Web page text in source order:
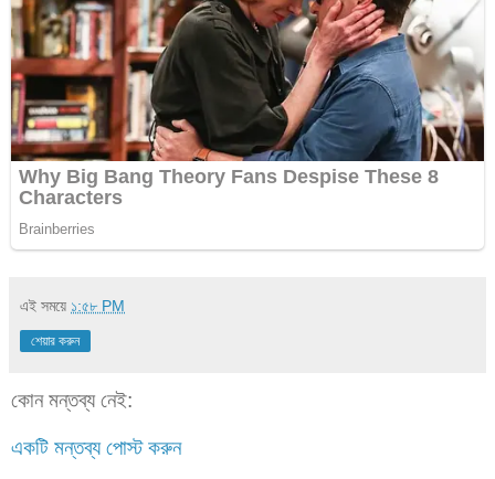
এই সময়ে ১:৫৮ PM
শেয়ার করুন
কোন মন্তব্য নেই:
একটি মন্তব্য পোস্ট করুন